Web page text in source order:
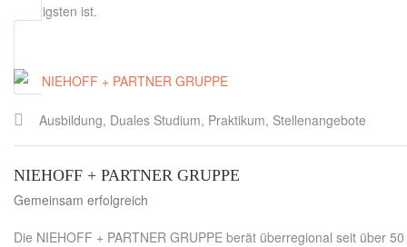
wichtigsten ist.
Ausbildung, Duales Studium, Praktikum, Stellenangebote
NIEHOFF + PARTNER GRUPPE
Gemeinsam erfolgreich
Die NIEHOFF + PARTNER GRUPPE berät überregional seit über 50